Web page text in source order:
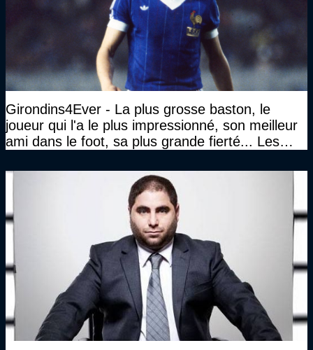
Girondins4Ever - La plus grosse baston, le
joueur qui l'a le plus impressionné, son meilleur
ami dans le foot, sa plus grande fierté... Les